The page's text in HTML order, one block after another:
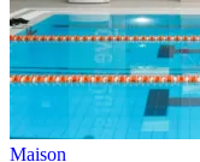
Maison